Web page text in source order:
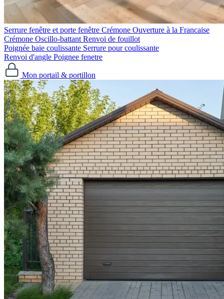
Serrure fenêtre et porte fenêtre
Crémone Ouverture à la Francaise
Crémone Oscillo-battant Renvoi de fouillot
Poignée baie coulissante Serrure pour coulissante
Renvoi d'angle Poignee fenetre
Mon portail & portillon